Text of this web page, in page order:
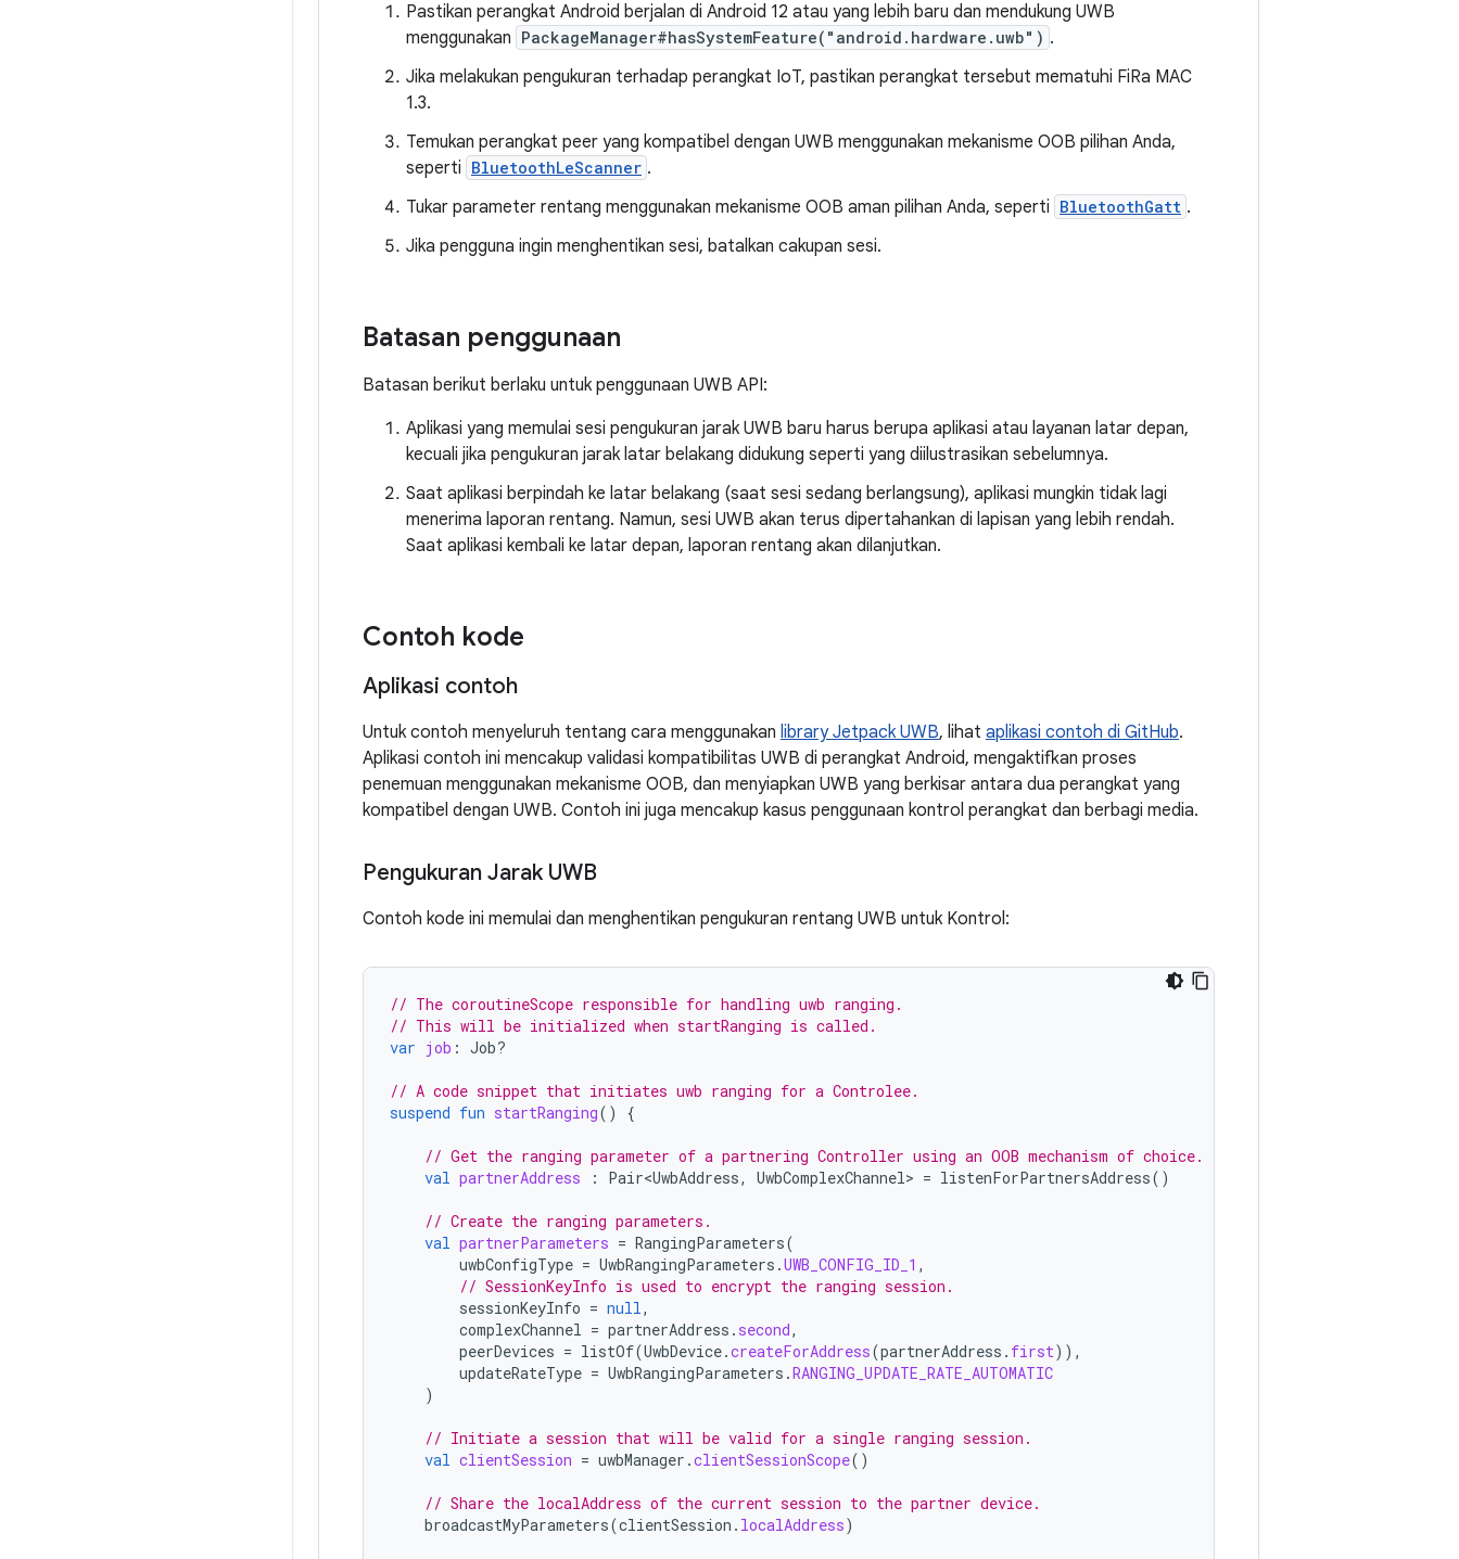
Pastikan perangkat Android berjalan di Android 12 atau yang lebih baru dan mendukung UWB
menggunakan PackageManager#hasSystemFeature("android.hardware.uwb") .
Jika melakukan pengukuran terhadap perangkat IoT, pastikan perangkat tersebut mematuhi FiRa MAC
1.3.
Temukan perangkat peer yang kompatibel dengan UWB menggunakan mekanisme OOB pilihan Anda,
seperti BluetoothLeScanner .
Tukar parameter rentang menggunakan mekanisme OOB aman pilihan Anda, seperti BluetoothGatt .
Jika pengguna ingin menghentikan sesi, batalkan cakupan sesi.
Batasan penggunaan
Batasan berikut berlaku untuk penggunaan UWB API:
Aplikasi yang memulai sesi pengukuran jarak UWB baru harus berupa aplikasi atau layanan latar depan,
kecuali jika pengukuran jarak latar belakang didukung seperti yang diilustrasikan sebelumnya.
Saat aplikasi berpindah ke latar belakang (saat sesi sedang berlangsung), aplikasi mungkin tidak lagi
menerima laporan rentang. Namun, sesi UWB akan terus dipertahankan di lapisan yang lebih rendah.
Saat aplikasi kembali ke latar depan, laporan rentang akan dilanjutkan.
Contoh kode
Aplikasi contoh
Untuk contoh menyeluruh tentang cara menggunakan library Jetpack UWB, lihat aplikasi contoh di GitHub.
Aplikasi contoh ini mencakup validasi kompatibilitas UWB di perangkat Android, mengaktifkan proses
penemuan menggunakan mekanisme OOB, dan menyiapkan UWB yang berkisar antara dua perangkat yang
kompatibel dengan UWB. Contoh ini juga mencakup kasus penggunaan kontrol perangkat dan berbagi media.
Pengukuran Jarak UWB
Contoh kode ini memulai dan menghentikan pengukuran rentang UWB untuk Kontrol:
// The coroutineScope responsible for handling uwb ranging.
// This will be initialized when startRanging is called.
var job : Job?
// A code snippet that initiates uwb ranging for a Controlee.
suspend fun startRanging() {
// Get the ranging parameter of a partnering Controller using an OOB mechanism of choice.
val partnerAddress : Pair<UwbAddress, UwbComplexChannel> = listenForPartnersAddress()
// Create the ranging parameters.
val partnerParameters = RangingParameters(
uwbConfigType = UwbRangingParameters .UWB_CONFIG_ID_1 ,
// SessionKeyInfo is used to encrypt the ranging session.
sessionKeyInfo = null,
complexChannel = partnerAddress . second,
peerDevices = listOf(UwbDevice.createForAddress(partnerAddress . first)),
updateRateType = UwbRangingParameters .RANGING_UPDATE_RATE_AUTOMATIC
)
// Initiate a session that will be valid for a single ranging session.
val clientSession = uwbManager .clientSessionScope()
// Share the localAddress of the current session to the partner device.
broadcastMyParameters(clientSession . localAddress)